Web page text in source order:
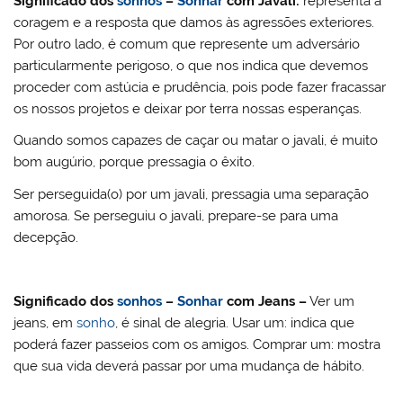
coragem e a resposta que damos às agressões exteriores.
Por outro lado, é comum que represente um adversário
particularmente perigoso, o que nos indica que devemos
proceder com astúcia e prudência, pois pode fazer fracassar
os nossos projetos e deixar por terra nossas esperanças.
Quando somos capazes de caçar ou matar o javali, é muito
bom augúrio, porque pressagia o êxito.
Ser perseguida(o) por um javali, pressagia uma separação
amorosa. Se perseguiu o javali, prepare-se para uma
decepção.
Significado dossonhos – Sonhar com Jeans –Ver um
jeans, emsonho , é sinal de alegria. Usar um: indica que
poderá fazer passeios com os amigos. Comprar um: mostra
que sua vida deverá passar por uma mudança de hábito.